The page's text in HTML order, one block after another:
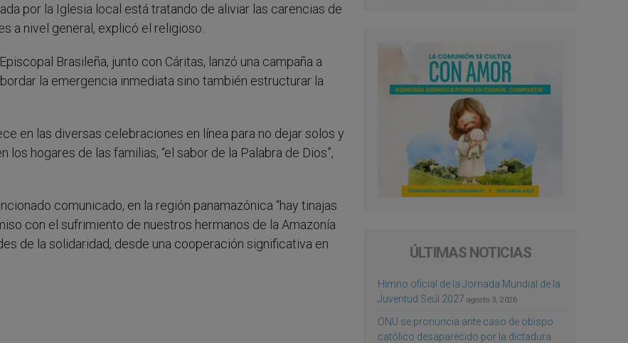
por la Iglesia local está tratando de aliviar las carencias de
a nivel general, explicó el religioso.
Brasileña, junto con Cáritas, lanzó una campaña a
la emergencia inmediata sino también estructurar la
en las diversas celebraciones en línea para no dejar solos y
hogares de las familias, “el sabor de la Palabra de Dios”,
comunicado, en la región panamazónica “hay tinajas
con el sufrimiento de nuestros hermanos de la Amazonía
de la solidaridad, desde una cooperación significativa en
ÚLTIMAS NOTICIAS
Himno oficial de la Jornada Mundial de la
Juventud Seúl 2027 agosto 3, 2026
ONU se pronuncia ante caso de obispo
católico desaparecido por la dictadura